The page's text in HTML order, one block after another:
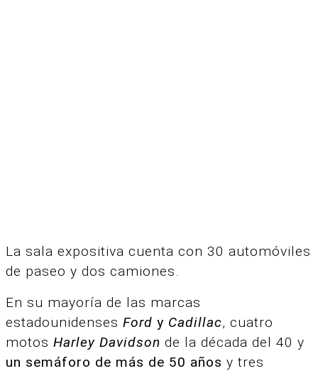
La sala expositiva cuenta con 30 automóviles
de paseo y dos camiones.
En su mayoría de las marcas
estadounidenses Ford y Cadillac, cuatro
motos Harley Davidson de la década del 40 y
un semáforo de más de 50 años y tres